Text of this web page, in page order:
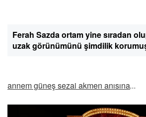
Ferah Sazda ortam yine sıradan
uzak görünümünü şimdilik
annem güneş sezai akmen anısına…